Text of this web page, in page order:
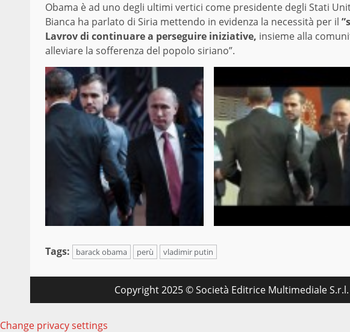
Obama è ad uno degli ultimi vertici come presidente degli Stati
Bianca ha parlato di Siria mettendo in evidenza la necessità per il
Lavrov di continuare a perseguire iniziative, insieme alla
alleviare la sofferenza del popolo siriano”.
Tags: barack obama perù vladimir putin
Copyright 2025 © Società Editrice Multimediale
Change privacy settings